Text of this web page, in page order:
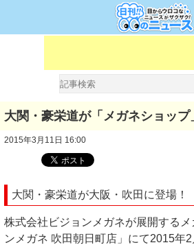
大関・豪栄道が「メガネショップ
2015年3月11日 16:00
大関・豪栄道が大阪・吹田に登場！
株式会社ビジョンメガネが展開する
ンメガネ 吹田朝日町店」にて2015年